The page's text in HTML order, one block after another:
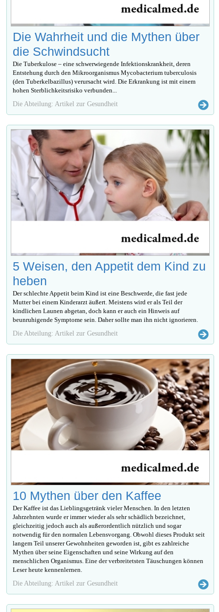
Die Wahrheit und die Mythen über
die Schwindsucht
Die Tuberkulose – eine schwerwiegende Infektionskrankheit, deren
Entstehung durch den Mikroorganismus Mycobacterium tuberculosis
(den Tuberkelbazillus) verursacht wird. Die Erkrankung ist mit einem
hohen Sterblichkeitsrisiko verbunden...
Die Abteilung: Artikel zur Gesundheit
5 Weisen, den Appetit dem Kind zu
heben
Der schlechte Appetit beim Kind ist eine Beschwerde, die fast jede
Mutter bei einem Kinderarzt äußert. Meistens wird er als Teil der
kindlichen Launen abgetan, doch kann er auch ein Hinweis auf
beunruhigende Symptome sein. Daher sollte man ihn nicht ignorieren.
Die Abteilung: Artikel zur Gesundheit
10 Mythen über den Kaffee
Der Kaffee ist das Lieblingsgetränk vieler Menschen. In den letzten
Jahrzehnten wurde er immer wieder als sehr schädlich bezeichnet,
gleichzeitig jedoch auch als außerordentlich nützlich und sogar
notwendig für den normalen Lebensvorgang. Obwohl dieses Produkt seit
langem Teil unserer Gewohnheiten geworden ist, gibt es zahlreiche
Mythen über seine Eigenschaften und seine Wirkung auf den
menschlichen Organismus. Eine der verbreitetsten Täuschungen können
Leser heute kennenlernen.
Die Abteilung: Artikel zur Gesundheit